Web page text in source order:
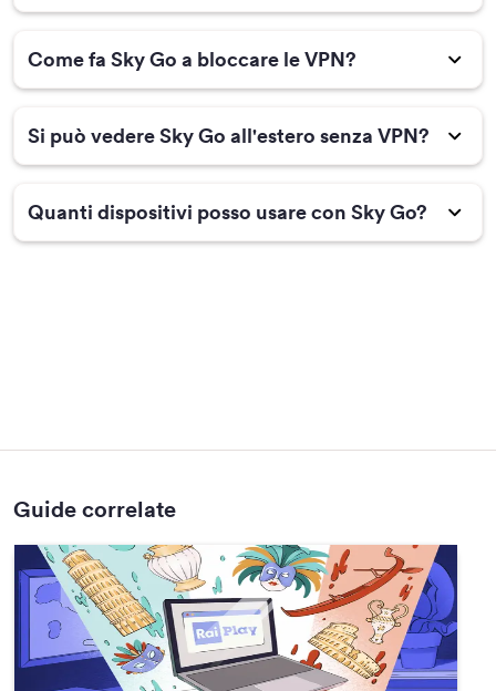
Come fa Sky Go a bloccare le VPN?
Si può vedere Sky Go all'estero senza VPN?
Quanti dispositivi posso usare con Sky Go?
Guide correlate